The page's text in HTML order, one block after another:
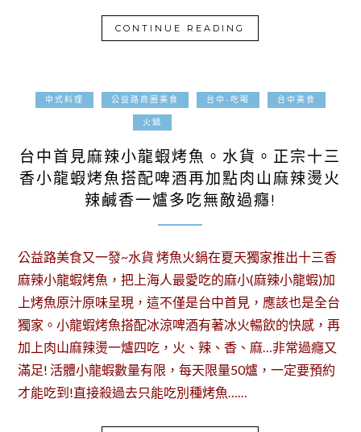
CONTINUE READING
中式料理 公益路商圈美食 台中-吃喝 台中美食
火鍋
台中首見麻辣小龍蝦烤魚。水貨。正宗十三
香小龍蝦烤魚搭配啤酒再加點肉山麻辣燙火
辣鹹香一爐多吃無敵過癮!
公益路美食又一發~水貨 烤魚火鍋在夏天獨家推出十三香
麻辣小龍蝦烤魚，把上海人最愛吃的麻小(麻辣小龍蝦)加
上烤魚原汁原味呈現，這不僅是台中首見，應該也是全台
獨家。小龍蝦烤魚搭配冰涼啤酒有著冰火暢飲的快感，再
加上肉山麻辣燙一爐四吃，火、辣、香、麻…非常過癮又
滿足! 活體小龍蝦數量有限，每天限量50爐，一定要預約
才能吃到!直接殺過去只能吃別種烤魚……